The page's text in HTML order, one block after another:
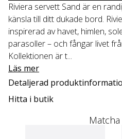
Riviera servett Sand är en
känsla till ditt dukade bord.
inspirerad av havet, himlen,
parasoller – och fångar livet
Kollektionen är t...
Läs mer
Detaljerad
Hitta i butik